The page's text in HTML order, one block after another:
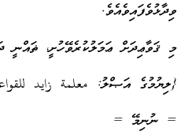
ވިދާޅުވެފައިވެއެވެ.
މި ޤަވާޢިދަށް ޢަމަލުކުރެވޭހުށީ، ޡައްނީ
{ލިޔުމުގެ އަޞްލު: معلمة زايد للقواعد
= ނުނިމޭ =